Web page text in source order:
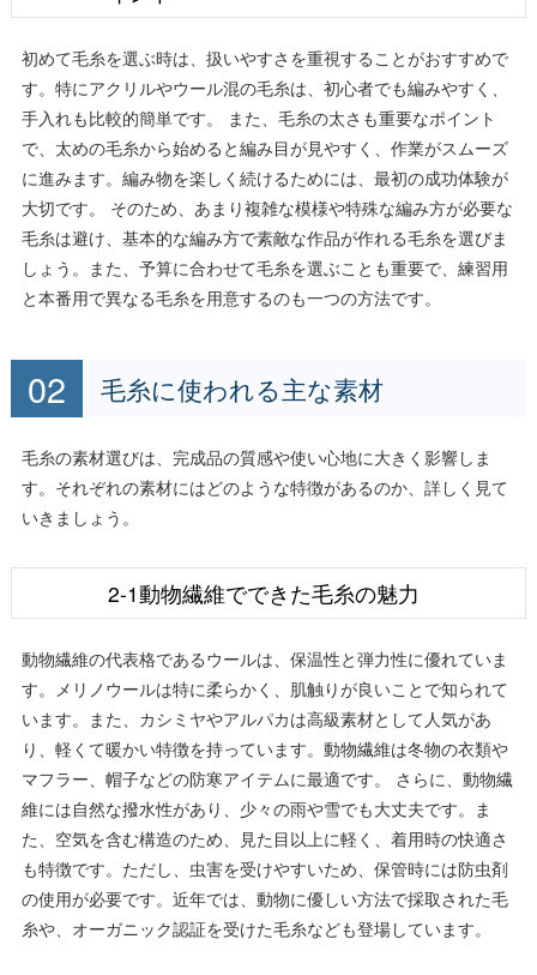
初めて毛糸を選ぶ時は、扱いやすさを重視することがおすすめで
す。特にアクリルやウール混の毛糸は、初心者でも編みやすく、
手入れも比較的簡単です。 また、毛糸の太さも重要なポイント
で、太めの毛糸から始めると編み目が見やすく、作業がスムーズ
に進みます。編み物を楽しく続けるためには、最初の成功体験が
大切です。 そのため、あまり複雑な模様や特殊な編み方が必要な
毛糸は避け、基本的な編み方で素敵な作品が作れる毛糸を選びま
しょう。また、予算に合わせて毛糸を選ぶことも重要で、練習用
と本番用で異なる毛糸を用意するのも一つの方法です。
毛糸に使われる主な素材
毛糸の素材選びは、完成品の質感や使い心地に大きく影響しま
す。それぞれの素材にはどのような特徴があるのか、詳しく見て
いきましょう。
2-1動物繊維でできた毛糸の魅力
動物繊維の代表格であるウールは、保温性と弾力性に優れていま
す。メリノウールは特に柔らかく、肌触りが良いことで知られて
います。また、カシミヤやアルパカは高級素材として人気があ
り、軽くて暖かい特徴を持っています。動物繊維は冬物の衣類や
マフラー、帽子などの防寒アイテムに最適です。 さらに、動物繊
維には自然な撥水性があり、少々の雨や雪でも大丈夫です。ま
た、空気を含む構造のため、見た目以上に軽く、着用時の快適さ
も特徴です。ただし、虫害を受けやすいため、保管時には防虫剤
の使用が必要です。近年では、動物に優しい方法で採取された毛
糸や、オーガニック認証を受けた毛糸なども登場しています。